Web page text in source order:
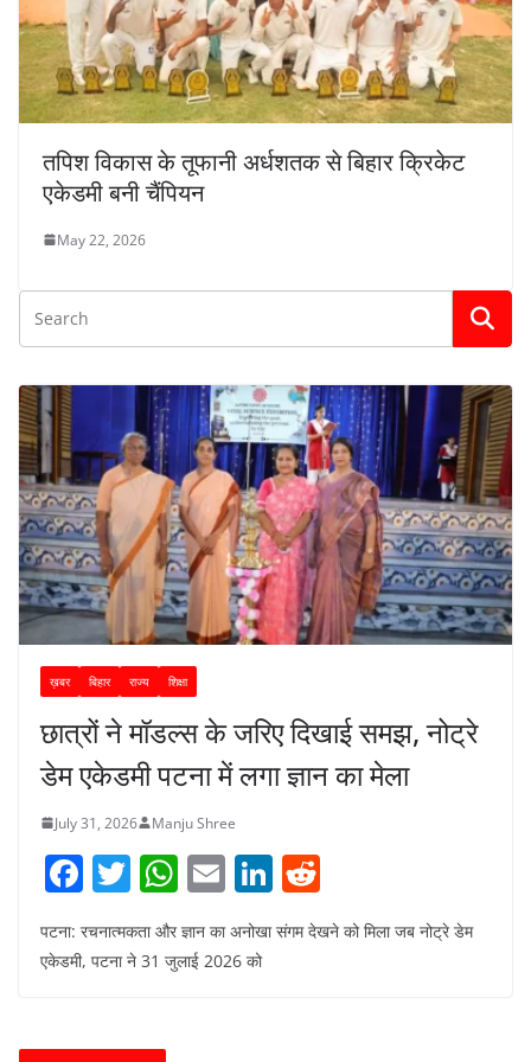
तपिश विकास के तूफानी अर्धशतक से बिहार क्रिकेट
एकेडमी बनी चैंपियन
May 22, 2026
ख़बर बिहार राज्य शिक्षा
छात्रों ने मॉडल्स के जरिए दिखाई समझ, नोट्रे
डेम एकेडमी पटना में लगा ज्ञान का मेला
July 31, 2026 Manju Shree
F
c
T
itt
W
at
E
m
ai
Li
n
k
e
d
पटना: रचनात्मकता और ज्ञान का अनोखा संगम देखने को मिला जब नोट्रे डेम
एकेडमी, पटना ने 31 जुलाई 2026 को